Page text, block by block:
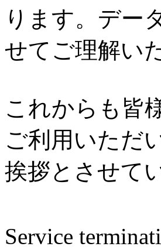
ります。デー
せてご理解い
これからも皆
ご利用いただ
挨拶とさせて
Service